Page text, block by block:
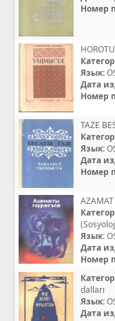
Номер
Язык:
Дата
Номер
TAZE
Язык:
Дата
Номер
AZAMAT
Язык:
Дата
Номер
dalları
Язык:
Дата